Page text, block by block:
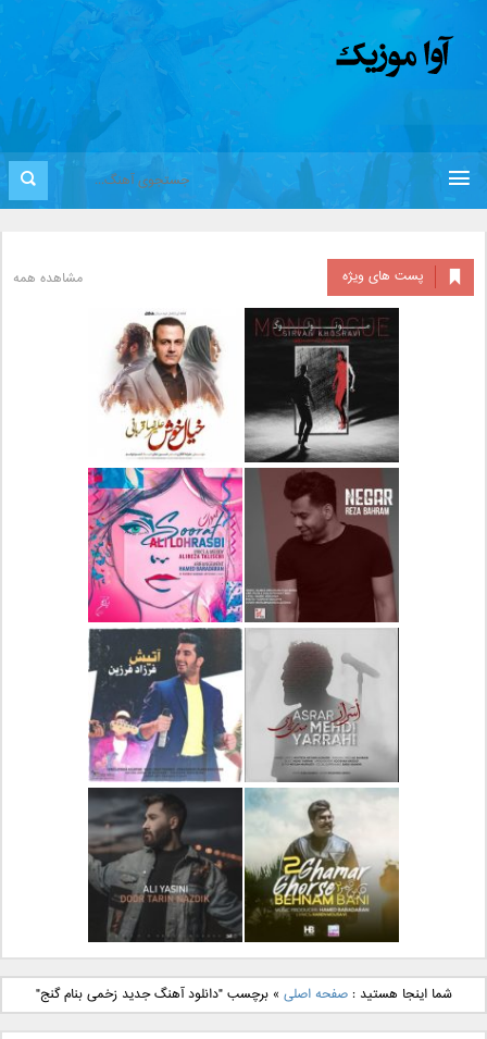
پست های ویژه مشاهده همه
دانلود آلبوم جدید سیروان
خسروی بنام مونولوگ
دانلود آهنگ جدید علیرضا
قربانی بنام خیال خوش
دانلود آهنگ جدید رضا
بهرام بنام نگار
دانلود آهنگ جدید علی
لهراسبی بنام صورت
دانلود آهنگ جدید مهدی
یراحی بنام اسرار
دانلود آهنگ جدید فرزاد
فرزین بنام آتیش
دانلود آهنگ جدید بهنام
بانی بنام قرص قمر 2
دانلود آهنگ جدید علی
یاسینی بنام دورترین نزدیک
شما اینجا هستید :صفحه اصلی »برچسب "دانلود آهنگ جدید زخمی بنام گنج"